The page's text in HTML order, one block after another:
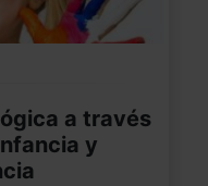
a través
y